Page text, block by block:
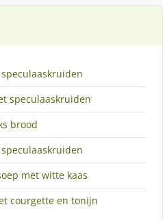
speculaaskruiden
brood
met witte kaas
courgette en tonijn